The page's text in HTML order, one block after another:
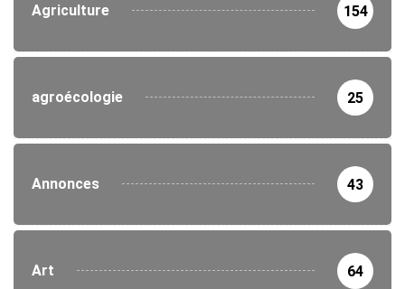
Agriculture 154
agroécologie 25
Annonces 43
Art 64